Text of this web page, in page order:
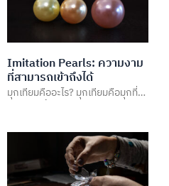
Imitation Pearls: ความงาม
ที่สามารถเข้าถึงได้
มุกเทียมคืออะไร? มุกเทียมคือมุกที่